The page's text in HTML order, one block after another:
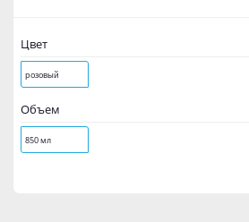
Цвет
розовый
Объем
850 мл